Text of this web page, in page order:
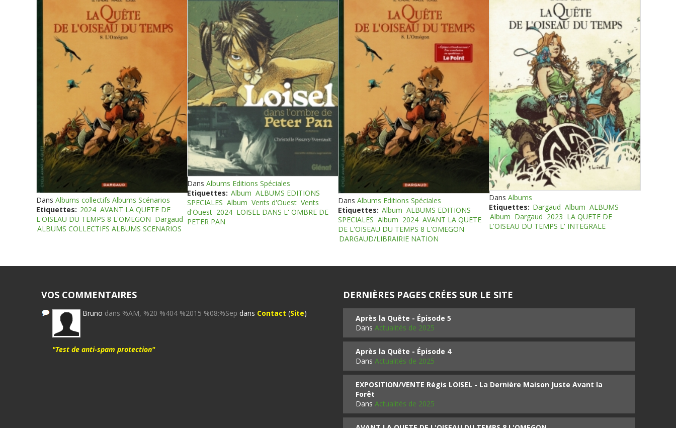
Dans Albums collectifs Albums Scénarios
Etiquettes: 2024 AVANT LA QUETE DE
L'OISEAU DU TEMPS 8 L'OMEGON Dargaud
ALBUMS COLLECTIFS ALBUMS SCENARIOS
Dans Albums Editions Spéciales
Etiquettes: Album ALBUMS EDITIONS
SPECIALES Album Vents d'Ouest Vents
d'Ouest 2024 LOISEL DANS L' OMBRE DE
PETER PAN
Dans Albums Editions Spéciales
Etiquettes: Album ALBUMS EDITIONS
SPECIALES Album 2024 AVANT LA QUETE
DE L'OISEAU DU TEMPS 8 L'OMEGON
DARGAUD/LIBRAIRIE NATION
Dans Albums
Etiquettes: Dargaud Album ALBUMS
Album Dargaud 2023 LA QUETE DE
L'OISEAU DU TEMPS L' INTEGRALE
VOS COMMENTAIRES
Bruno dans %AM, %20 %404 %2015 %08:%Sep dans Contact (Site)
"Test de anti-spam protection"
DERNIÈRES PAGES CRÉES SUR LE SITE
Après la Quête - Épisode 5
Dans Actualités de 2025
Après la Quête - Épisode 4
Dans Actualités de 2025
EXPOSITION/VENTE Régis LOISEL - La Dernière Maison Juste Avant la
Forêt
Dans Actualités de 2025